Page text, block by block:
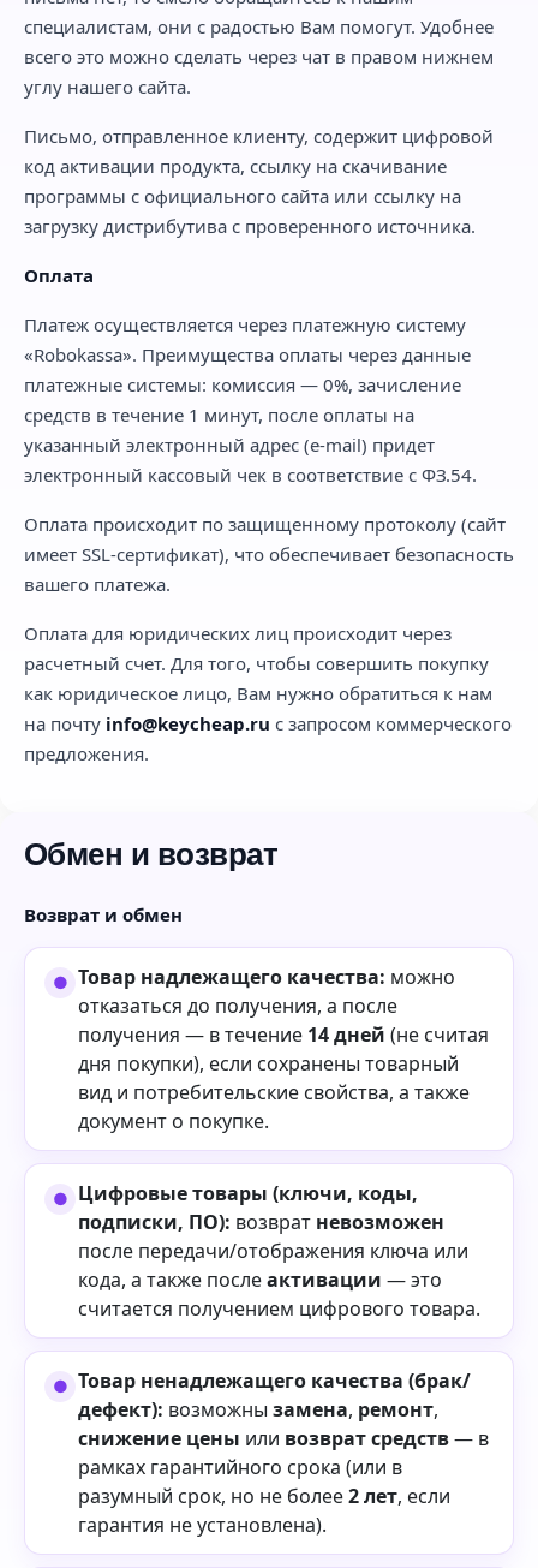
специалистам, они с радостью Вам помогут. Удобнее
всего это можно сделать через чат в правом нижнем
углу нашего сайта.
Письмо, отправленное клиенту, содержит цифровой
код активации продукта, ссылку на скачивание
программы с официального сайта или ссылку на
загрузку дистрибутива с проверенного источника.
Оплата
Платеж осуществляется через платежную систему
«Robokassa». Преимущества оплаты через данные
платежные системы: комиссия — 0%, зачисление
средств в течение 1 минут, после оплаты на
указанный электронный адрес (e-mail) придет
электронный кассовый чек в соответствие с ФЗ.54.
Оплата происходит по защищенному протоколу (сайт
имеет SSL-сертификат), что обеспечивает безопасность
вашего платежа.
Оплата для юридических лиц происходит через
расчетный счет. Для того, чтобы совершить покупку
как юридическое лицо, Вам нужно обратиться к нам
на почту info@keycheap.ru с запросом коммерческого
предложения.
Обмен и возврат
Возврат и обмен
Товар надлежащего качества: можно
отказаться до получения, а после
получения — в течение 14 дней (не считая
дня покупки), если сохранены товарный
вид и потребительские свойства, а также
документ о покупке.
Цифровые товары (ключи, коды,
подписки, ПО): возврат невозможен
после передачи/отображения ключа или
кода, а также послеактивации — это
считается получением цифрового товара.
Товар ненадлежащего качества (брак/
дефект): возможны замена, ремонт,
снижение цены или возврат средств— в
рамках гарантийного срока (или в
разумный срок, но не более2 лет, если
гарантия не установлена).